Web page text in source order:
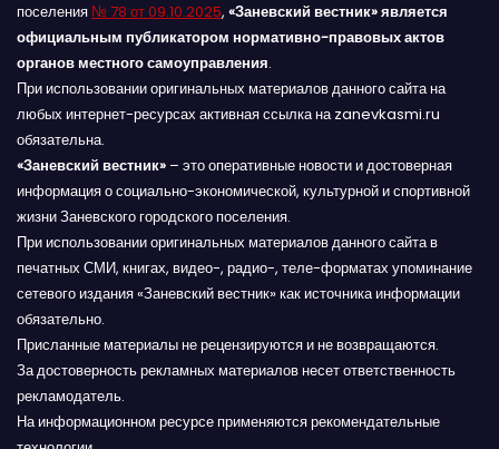
поселения № 78 от 09.10.2025, «Заневский вестник» является
официальным публикатором нормативно-правовых актов
органов местного самоуправления.
При использовании оригинальных материалов данного сайта на
любых интернет-ресурсах активная ссылка на zanevkasmi.ru
обязательна.
«Заневский вестник» – это оперативные новости и достоверная
информация о социально-экономической, культурной и спортивной
жизни Заневского городского поселения.
При использовании оригинальных материалов данного сайта в
печатных СМИ, книгах, видео-, радио-, теле-форматах упоминание
сетевого издания «Заневский вестник» как источника информации
обязательно.
Присланные материалы не рецензируются и не возвращаются.
За достоверность рекламных материалов несет ответственность
рекламодатель.
На информационном ресурсе применяются рекомендательные